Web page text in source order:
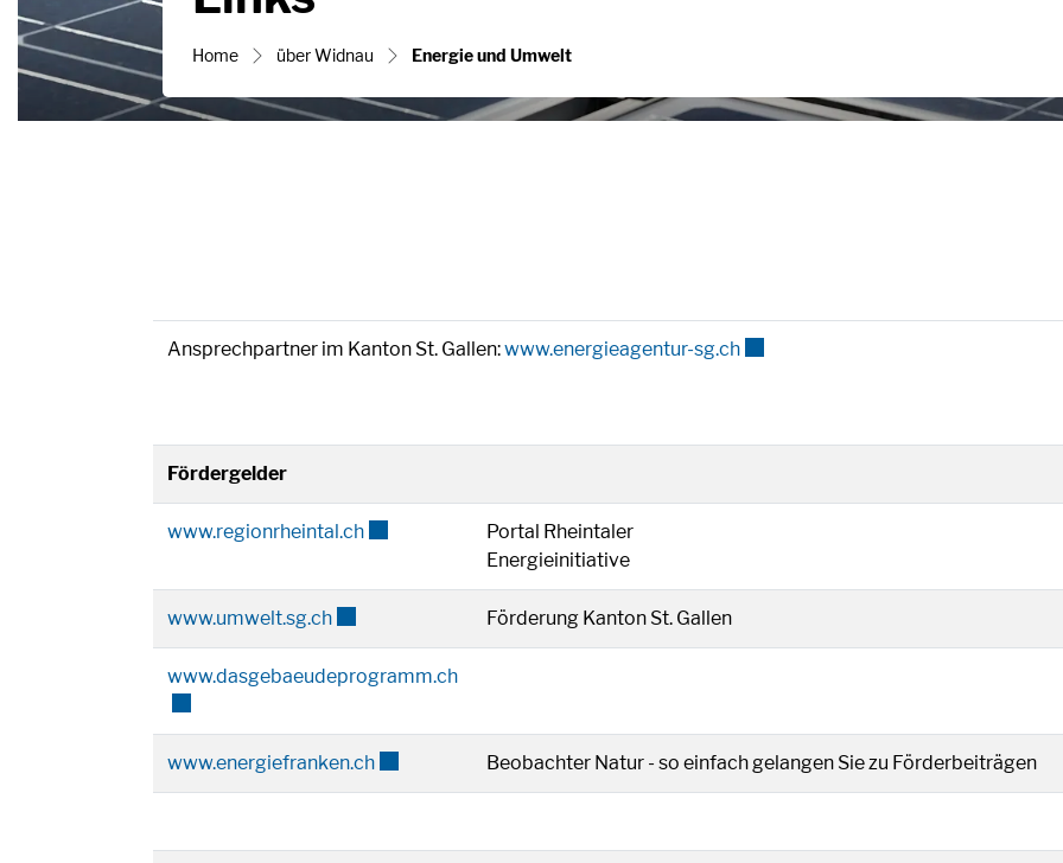
Home über Widnau Energie und Umwelt(ausgewählt)
Ansprechpartner im Kanton St. Gallen:www.energieagentur-sg.chExterner Link wird in einem neuen
Fördergelder
www.regionrheintal.chExterner Link wird in einem neuen Fenster geöffnet.
Portal Rheintaler
Energieinitiative
www.umwelt.sg.chExterner Link wird in einem neuen Fenster geöffnet.
Förderung Kanton St. Gallen
www.dasgebaeudeprogramm.chExterner Link wird in einem neuen Fenster geöffnet.
www.energiefranken.chExterner Link wird in einem neuen Fenster geöffnet.
Beobachter Natur - so einfach gelangen Sie zu Förderbeiträgen